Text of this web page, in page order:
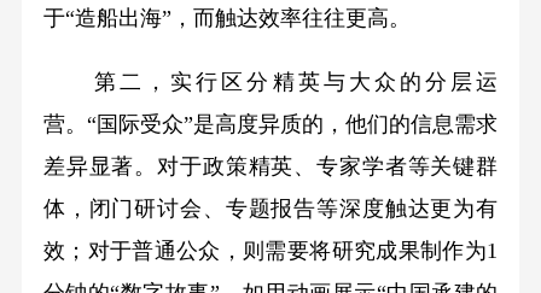
于“造船出海”，而触达效率往往更高。
第二，实行区分精英与大众的分层运
营。“国际受众”是高度异质的，他们的信息需求
差异显著。对于政策精英、专家学者等关键群
体，闭门研讨会、专题报告等深度触达更为有
效；对于普通公众，则需要将研究成果制作为1